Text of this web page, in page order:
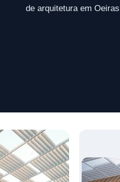
de arquitetura em